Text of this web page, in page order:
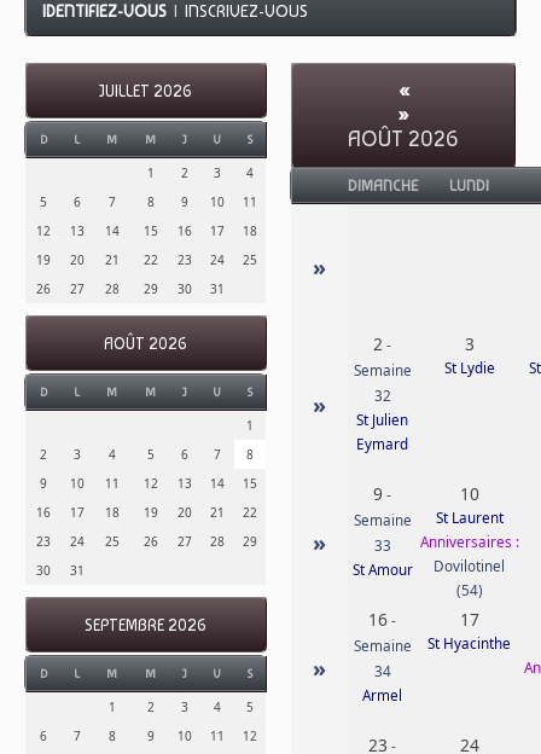
IDENTIFIEZ-VOUS |INSCRIVEZ-VOUS
JUILLET 2026
D L M M J V S
1 2 3
4
5
6 7 8 9 10
11
12
13 14 15 16 17
18
19
20 21 22 23 24
25
26
27 28 29 30 31
AOÛT 2026
D L M M J V S
1
2
3 4 5 6 7
8
9
10 11 12 13 14
15
16
17 18 19 20 21
22
23
24 25 26 27 28
29
30
31
SEPTEMBRE 2026
D L M M J V S
1 2 3 4
5
6
7 8 9 10 11 12
«
»
AOÛT 2026
DIMANCHE LUNDI
»
»
2 -
Semaine
32
St Julien
Eymard
3
St Lydie
»
9 -
Semaine
33
St Amour
10
St Laurent
Anniversaires :
Dovilotinel
(54)
»
16 -
Semaine
34
Armel
17
St Hyacinthe
23 - 24